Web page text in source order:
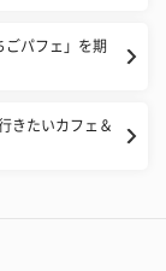
ごパフェ」を期
きたいカフェ＆